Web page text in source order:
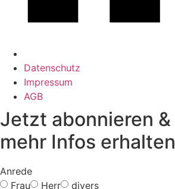
Datenschutz
Impressum
AGB
Jetzt abonnieren &
mehr Infos erhalten
Anrede
Frau
Herr divers